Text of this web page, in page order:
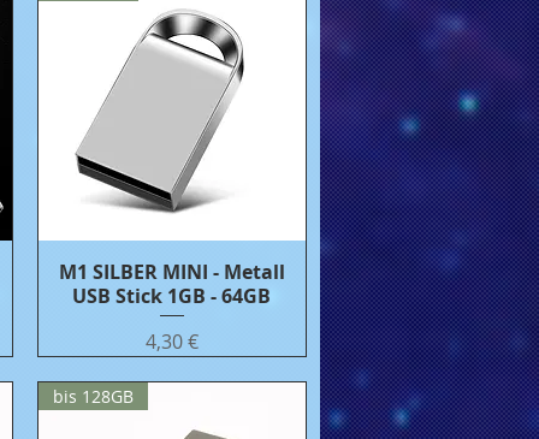
Бърз преглед
M1 SILBER MINI - Metall
USB Stick 1GB - 64GB
Цена
4,30 €
bis 128GB